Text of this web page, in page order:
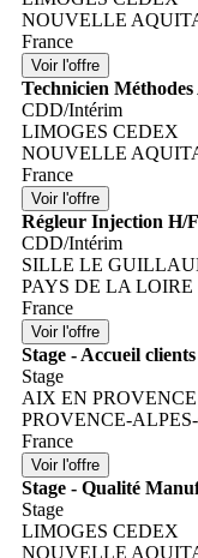
NOUVELLE
France
Technicien
CDD/Intérim
LIMOGES CEDEX
NOUVELLE
France
Régleur Injection H/F
CDD/Intérim
SILLE LE
PAYS DE LA LOIRE
France
Stage - Accueil
Stage
AIX EN PROVENCE
PROVENCE-
France
Stage - Qualité
Stage
LIMOGES CEDEX
NOUVELLE